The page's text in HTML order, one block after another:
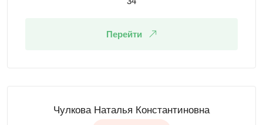
Перейти
Чулкова Наталья Константиновна